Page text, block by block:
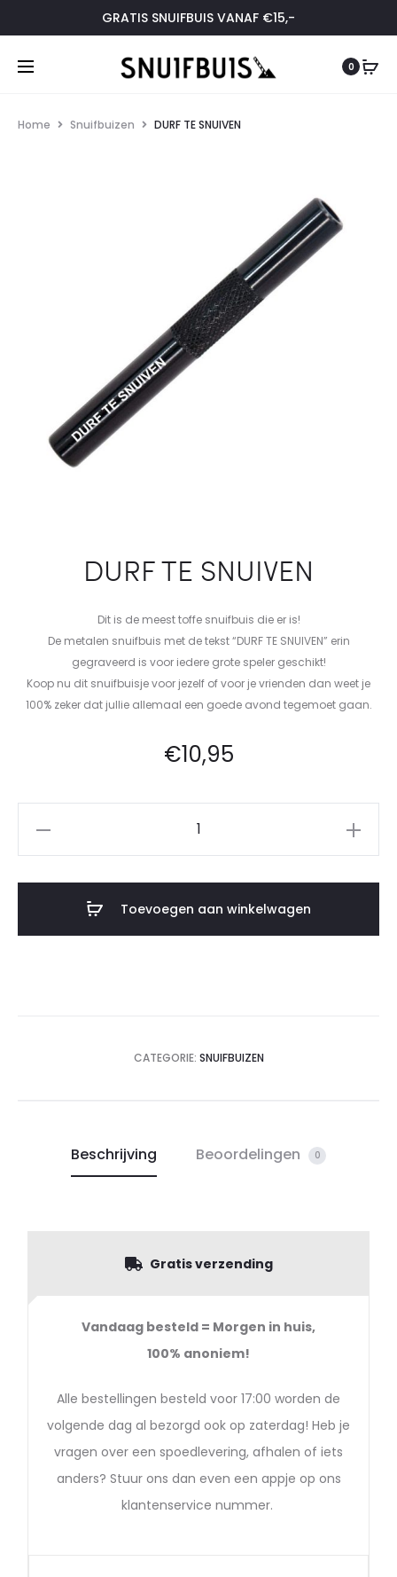
GRATIS SNUIFBUIS VANAF €15,-
0
Home Snuifbuizen DURF TE SNUIVEN
DURF TE SNUIVEN
Dit is de meest toffe snuifbuis die er is!
De metalen snuifbuis met de tekst “DURF TE SNUIVEN” erin
gegraveerd is voor iedere grote speler geschikt!
Koop nu dit snuifbuisje voor jezelf of voor je vrienden dan weet je
100% zeker dat jullie allemaal een goede avond tegemoet gaan.
€10,95
Toevoegen aan winkelwagen
CATEGORIE: SNUIFBUIZEN
Beschrijving Beoordelingen 0
Gratis verzending
Vandaag besteld = Morgen in huis,
100% anoniem!
Alle bestellingen besteld voor 17:00 worden de
volgende dag al bezorgd ook op zaterdag! Heb je
vragen over een spoedlevering, afhalen of iets
anders? Stuur ons dan even een appje op ons
klantenservice nummer.